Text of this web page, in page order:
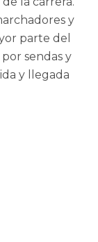
y
parte del
sendas y
y llegada